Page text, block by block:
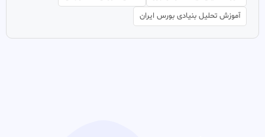
آموزش تحلیل بنیادی بورس ایران